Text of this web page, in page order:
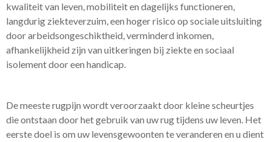
kwaliteit van leven, mobiliteit en dagelijks functioneren,
langdurig ziekteverzuim, een hoger risico op sociale uitsluiting
door arbeidsongeschiktheid, verminderd inkomen,
afhankelijkheid zijn van uitkeringen bij ziekte en sociaal
isolement door een handicap.
De meeste rugpijn wordt veroorzaakt door kleine scheurtjes
die ontstaan door het gebruik van uw rug tijdens uw leven. Het
eerste doel is om uw levensgewoonten te veranderen en u dient